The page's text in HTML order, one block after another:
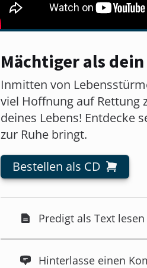
Mächtiger als
Inmitten von
viel Hoffnung auf Rettung
deines Lebens! Entdecke
zur Ruhe bringt.
Bestellen als CD
Predigt als Text lesen
Hinterlasse einen